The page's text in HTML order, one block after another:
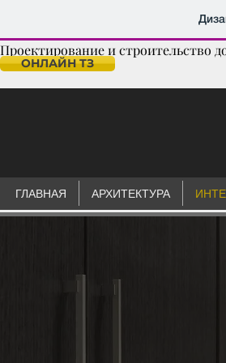
Проектирование и строительство
ОНЛАЙН ТЗ
ГЛАВНАЯ АРХИТЕКТУРА